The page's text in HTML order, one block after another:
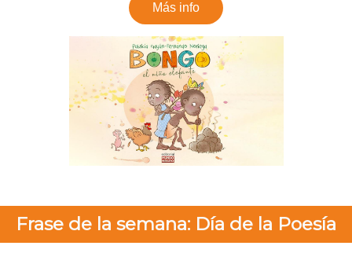
Más info
Frase de la semana: Día de la Poesía